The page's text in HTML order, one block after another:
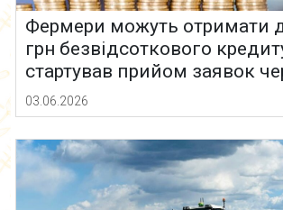
Фермери можуть отримати
грн безвідсоткового
стартував прийом заявок
03.06.2026